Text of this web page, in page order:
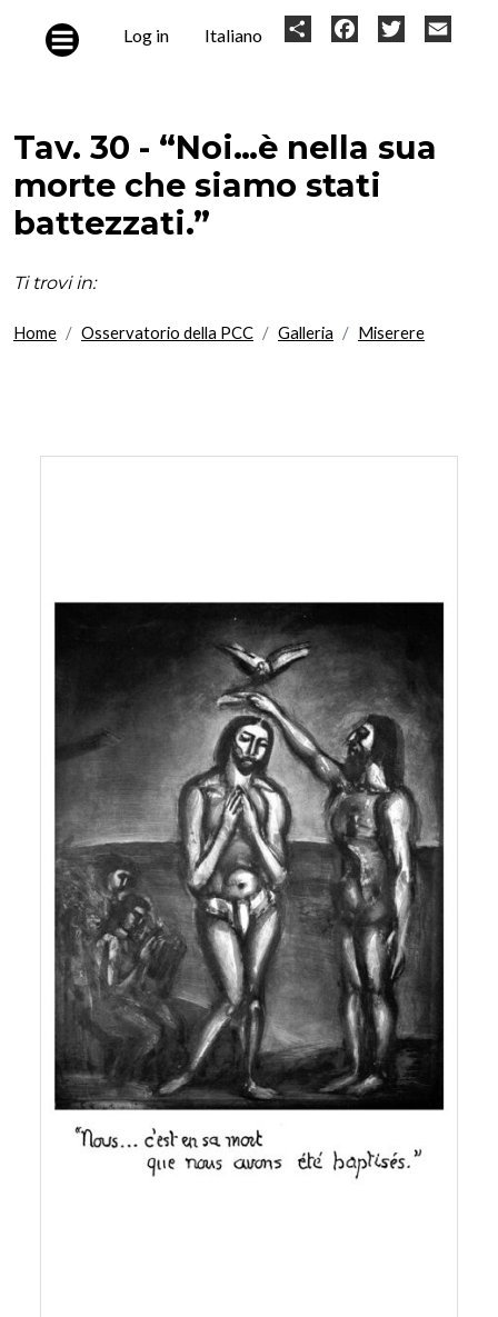
User
Log in Italiano Share FacebookTwitter
Tav. 30 - “Noi…è nella sua
morte che siamo stati
battezzati.”
Ti trovi in:
Home Osservatorio della PCC Galleria Miserere